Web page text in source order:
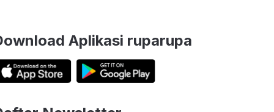
Aplikasi ruparupa